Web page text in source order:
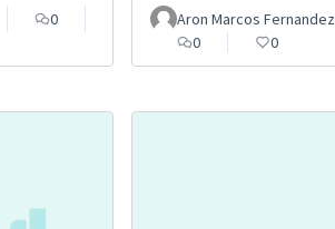
0
Aron Marcos Fernandez
0
0